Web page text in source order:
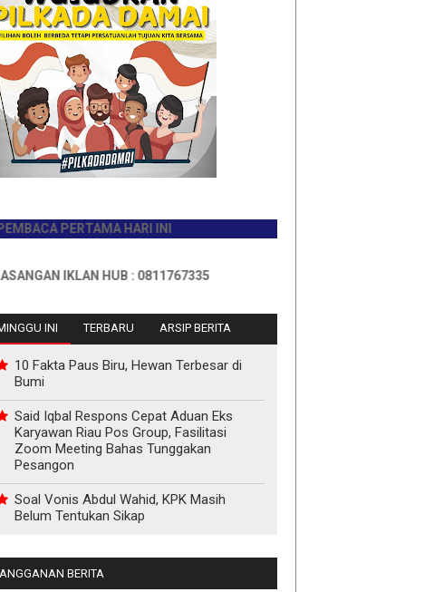
PERTAMA HARI INI
IKLAN HUB : 0811767335
INI TERBARU ARSIP BERITA
10 Fakta Paus Biru, Hewan Terbesar di
Bumi
Said Iqbal Respons Cepat Aduan Eks
Karyawan Riau Pos Group, Fasilitasi
Zoom Meeting Bahas Tunggakan
Pesangon
Soal Vonis Abdul Wahid, KPK Masih
Belum Tentukan Sikap
BERITA